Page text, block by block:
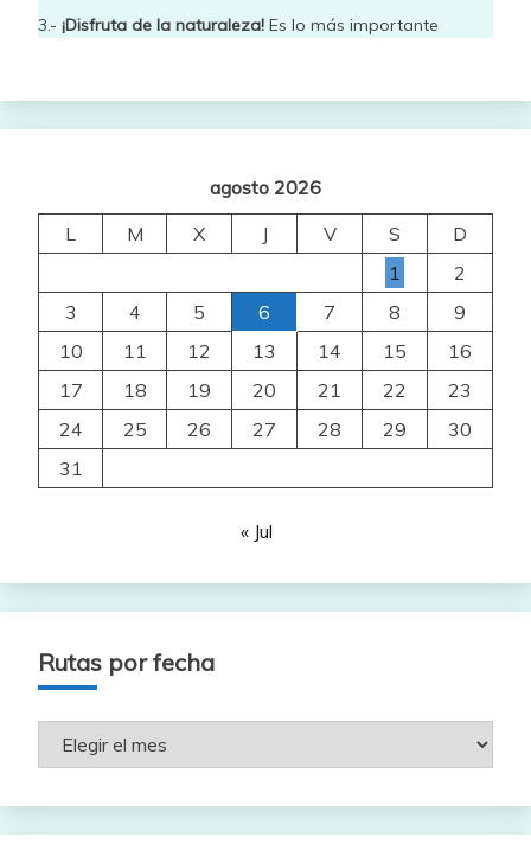
3.- ¡Disfruta de la naturaleza! Es lo más importante
agosto 2026
L
M X J V S
D
1
2
3
4 5 6 7 8
9
10
11 12 13 14 15
16
17
18 19 20 21 22
23
24
25 26 27 28 29
30
31
« Jul
Rutas por fecha
Rutas